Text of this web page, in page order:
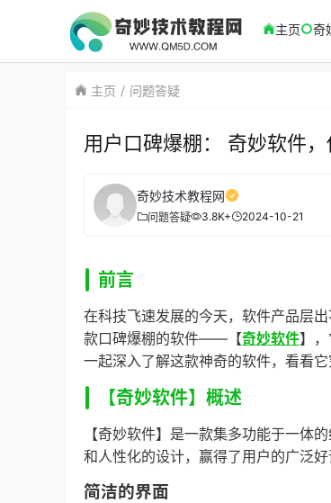
主页 奇
主页 问题答疑
用户口碑爆棚： 奇妙软件
奇妙技术教程网
问题答疑 3.8K+ 2024-10-21
前言
在科技飞速发展的今天，软件产品层
款口碑爆棚的软件——【奇妙软件】
一起深入了解这款神奇的软件，看看它
【奇妙软件】概述
【奇妙软件】是一款集多功能于一体
和人性化的设计，赢得了用户的广泛
简洁的界面